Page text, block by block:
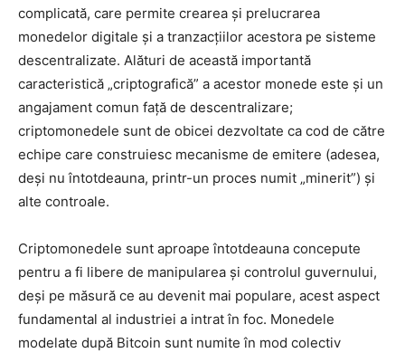
complicată, care permite crearea și prelucrarea
monedelor digitale și a tranzacțiilor acestora pe sisteme
descentralizate. Alături de această importantă
caracteristică „criptografică” a acestor monede este și un
angajament comun față de descentralizare;
criptomonedele sunt de obicei dezvoltate ca cod de către
echipe care construiesc mecanisme de emitere (adesea,
deși nu întotdeauna, printr-un proces numit „minerit”) și
alte controale.
Criptomonedele sunt aproape întotdeauna concepute
pentru a fi libere de manipularea și controlul guvernului,
deși pe măsură ce au devenit mai populare, acest aspect
fundamental al industriei a intrat în foc. Monedele
modelate după Bitcoin sunt numite în mod colectiv